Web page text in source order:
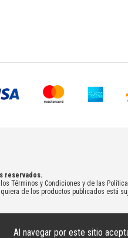
Al navegar por este sitio
reservados.
Términos y Condiciones y de las
de los productos publicados está